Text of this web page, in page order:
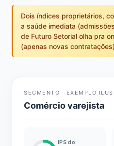
Dois índices proprietários,
a saúde imediata
de Futuro Setorial olha pra
(apenas novas
SEGMENTO · EXEMPLO
Comércio varejista
IPS do